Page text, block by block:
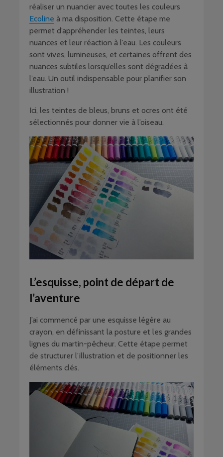
réaliser un nuancier avec toutes les couleurs
Ecoline à ma disposition. Cette étape me
permet d’appréhender les teintes, leurs
nuances et leur réaction à l’eau. Les couleurs
sont vives, lumineuses, et certaines offrent des
nuances subtiles lorsqu’elles sont dégradées à
l’eau. Un outil indispensable pour planifier son
illustration !
Ici, les teintes de bleus, bruns et ocres ont été
sélectionnés pour donner vie à l’oiseau.
L’esquisse, point de départ de
l’aventure
J’ai commencé par une esquisse légère au
crayon, en définissant la posture et les grandes
lignes du martin-pêcheur. Cette étape permet
de structurer l’illustration et de positionner les
éléments clés.